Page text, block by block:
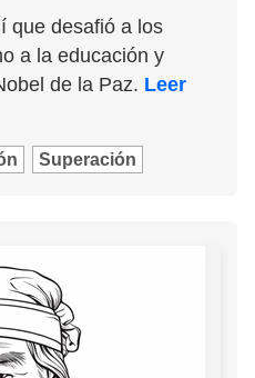
que desafió a los
a la educación y
de la Paz. Leer
Superación